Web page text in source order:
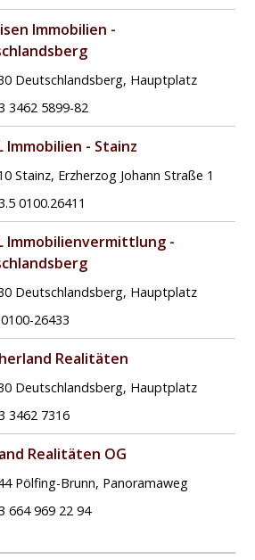
Immobilien -
Deutschlandsberg, Hauptplatz
3462 5899-82
Immobilien - Stainz
Stainz, Erzherzog Johann Straße 1
0100.26411
Immobilienvermittlung -
Deutschlandsberg, Hauptplatz
26433
Realitäten
Deutschlandsberg, Hauptplatz
3462 7316
Realitäten OG
Pölfing-Brunn, Panoramaweg
664 969 22 94